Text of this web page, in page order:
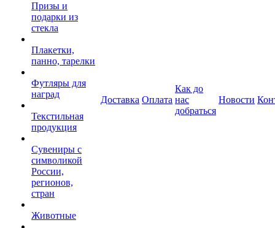
Призы и
подарки из
стекла
Плакетки,
панно, тарелки
Футляры для
наград
Текстильная
продукция
Сувениры с
символикой
России,
регионов,
стран
Животные
Доставка Оплата
Как до
нас
добраться
Новости